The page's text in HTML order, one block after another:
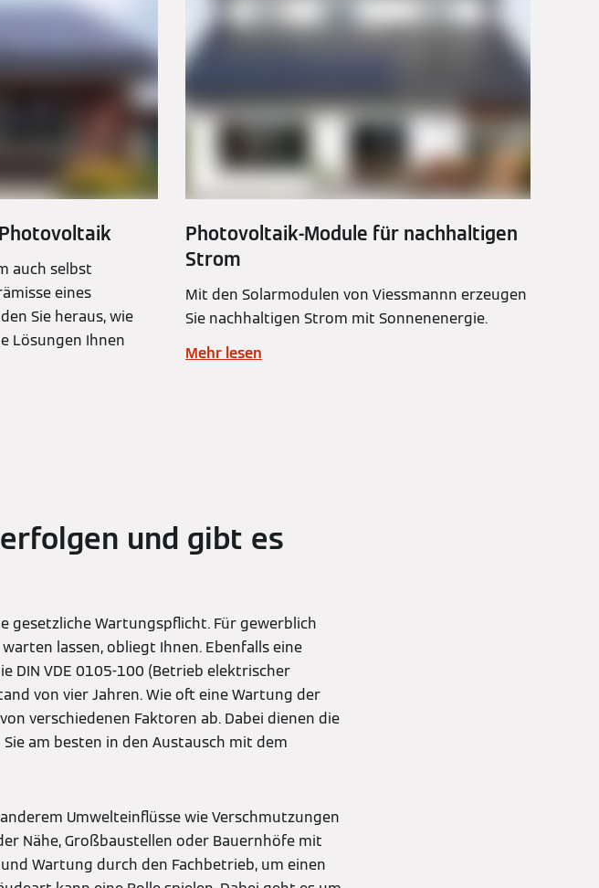
auch selbst
eines
Sie heraus, wie
Lösungen Ihnen
Photovoltaik-Module für nachhaltigen
Strom
Mit den Solarmodulen von Viessmannn erzeugen
Sie nachhaltigen Strom mit Sonnenenergie.
Mehr lesen
und gibt es
gesetzliche Wartungspflicht. Für gewerblich
lassen, obliegt Ihnen. Ebenfalls eine
DIN VDE 0105-100 (Betrieb elektrischer
von vier Jahren. Wie oft eine Wartung der
verschiedenen Faktoren ab. Dabei dienen die
am besten in den Austausch mit dem
Umwelteinflüsse wie Verschmutzungen
Nähe, Großbaustellen oder Bauernhöfe mit
Wartung durch den Fachbetrieb, um einen